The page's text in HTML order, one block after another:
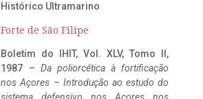
Histórico Ultramarino
Forte de São Filipe
Boletim do IHIT, Vol. XLV, Tomo II,
1987 – Da poliorcética à fortificação
nos Açores – Introdução ao estudo do